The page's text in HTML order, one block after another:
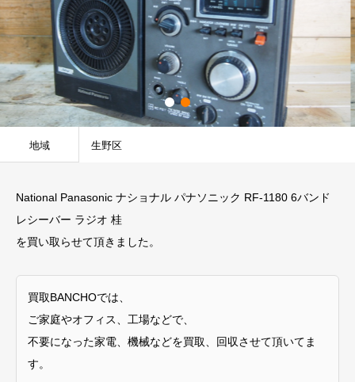
地域 生野区
National Panasonic ナショナル パナソニック RF-1180 6バンド
レシーバー ラジオ 桂
を買い取らせて頂きました。
買取BANCHOでは、
ご家庭やオフィス、工場などで、
不要になった家電、機械などを買取、回収させて頂いてま
す。